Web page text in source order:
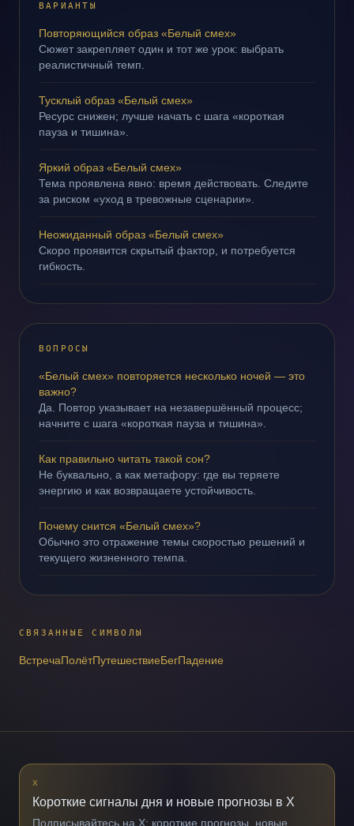
ВАРИАНТЫ
Повторяющийся образ «Белый смех»
Сюжет закрепляет один и тот же урок: выбрать
реалистичный темп.
Тусклый образ «Белый смех»
Ресурс снижен; лучше начать с шага «короткая
пауза и тишина».
Яркий образ «Белый смех»
Тема проявлена явно: время действовать. Следите
за риском «уход в тревожные сценарии».
Неожиданный образ «Белый смех»
Скоро проявится скрытый фактор, и потребуется
гибкость.
ВОПРОСЫ
«Белый смех» повторяется несколько ночей — это
важно?
Да. Повтор указывает на незавершённый процесс;
начните с шага «короткая пауза и тишина».
Как правильно читать такой сон?
Не буквально, а как метафору: где вы теряете
энергию и как возвращаете устойчивость.
Почему снится «Белый смех»?
Обычно это отражение темы скоростью решений и
текущего жизненного темпа.
СВЯЗАННЫЕ СИМВОЛЫ
ВстречаПолётПутешествиеБегПадение
X
Короткие сигналы дня и новые прогнозы в X
Подписывайтесь на X: короткие прогнозы, новые